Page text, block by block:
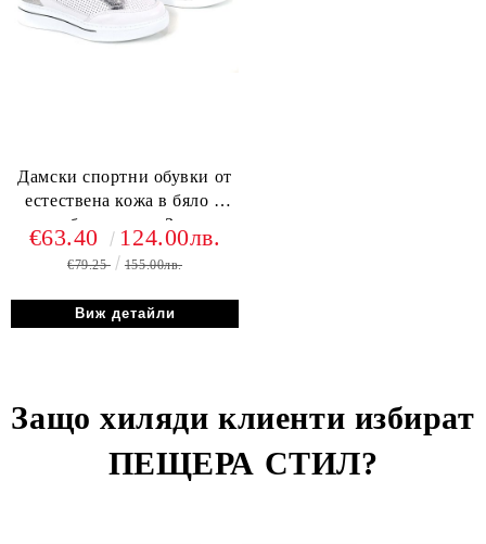
Дамски спортни обувки от
естествена кожа в бяло и
сребро - модел Зора.
€63.40 124.00лв.
€79.25 155.00лв.
Виж детайли
Защо хиляди клиенти избират
ПЕЩЕРА СТИЛ?